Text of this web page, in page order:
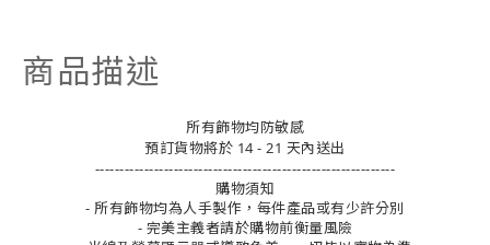
商品描述
所有飾物均防敏感
預訂貨物將於 14 - 21 天內送出
-------------------------------------------------------------
購物須知
- 所有飾物均為人手製作，每件產品或有少許分別
- 完美主義者請於購物前衡量風險